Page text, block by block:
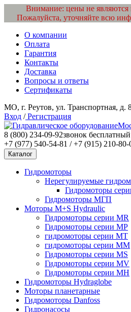
Внимание: цены не являются
Пожалуйста, уточняйте всю
О компании
Оплата
Гарантия
Контакты
Доставка
Вопросы и ответы
Сертификаты
МО, г. Реутов, ул. Транспортная, д.
Вход /Регистрация
8 (800) 234-09-92звонок бесплатный
+7 (977) 540-54-81 / +7 (915) 210-80-
Каталог
Гидромоторы
Нерегулируемые
Гидромоторы
Гидромоторы МГП
Моторы M+S Hydraulic
Гидромоторы серии MR
Гидромоторы серии MP
гидромоторы серии MT
гидромоторы серии MM
Гидромоторы серии MS
Гидромоторы серии MV
Гидромоторы серии MH
Гидромоторы Hydraglobe
Моторы планетарные
Гидромоторы Danfoss
Гидронасосы